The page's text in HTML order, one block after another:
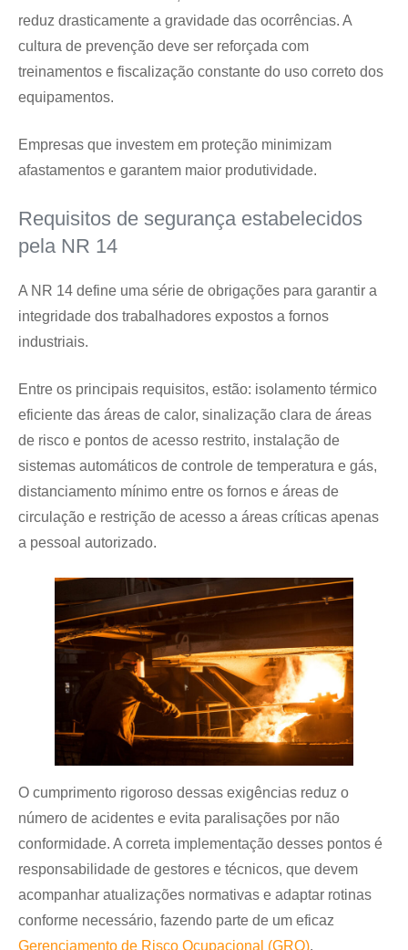
reduz drasticamente a gravidade das ocorrências. A
cultura de prevenção deve ser reforçada com
treinamentos e fiscalização constante do uso correto dos
equipamentos.
Empresas que investem em proteção minimizam
afastamentos e garantem maior produtividade.
Requisitos de segurança estabelecidos
pela NR 14
A NR 14 define uma série de obrigações para garantir a
integridade dos trabalhadores expostos a fornos
industriais.
Entre os principais requisitos, estão: isolamento térmico
eficiente das áreas de calor, sinalização clara de áreas
de risco e pontos de acesso restrito, instalação de
sistemas automáticos de controle de temperatura e gás,
distanciamento mínimo entre os fornos e áreas de
circulação e restrição de acesso a áreas críticas apenas
a pessoal autorizado.
O cumprimento rigoroso dessas exigências reduz o
número de acidentes e evita paralisações por não
conformidade. A correta implementação desses pontos é
responsabilidade de gestores e técnicos, que devem
acompanhar atualizações normativas e adaptar rotinas
conforme necessário, fazendo parte de um eficaz
Gerenciamento de Risco Ocupacional (GRO).